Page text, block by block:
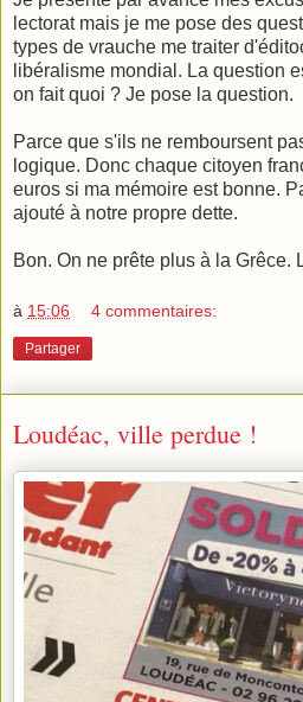
lectorat mais je me pose des
types de vrauche me traiter
libéralisme mondial. La question
on fait quoi ? Je pose la question.
Parce que s'ils ne remboursent
logique. Donc chaque citoyen
euros si ma mémoire est bonne.
ajouté à notre propre dette.
Bon. On ne prête plus à la Grêce.
à 15:06 4 commentaires:
Partager
Loudéac, ville perdue !